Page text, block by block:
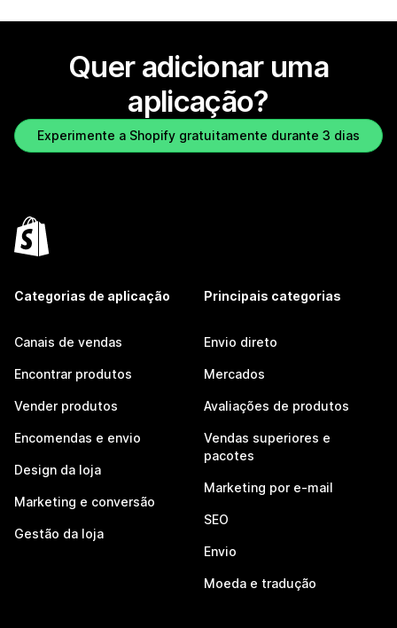
Quer adicionar uma
aplicação?
Experimente a Shopify gratuitamente durante 3 dias
Categorias de aplicação
Canais de vendas
Encontrar produtos
Vender produtos
Encomendas e envio
Design da loja
Marketing e conversão
Gestão da loja
Principais categorias
Envio direto
Mercados
Avaliações de produtos
Vendas superiores e
pacotes
Marketing por e-mail
SEO
Envio
Moeda e tradução